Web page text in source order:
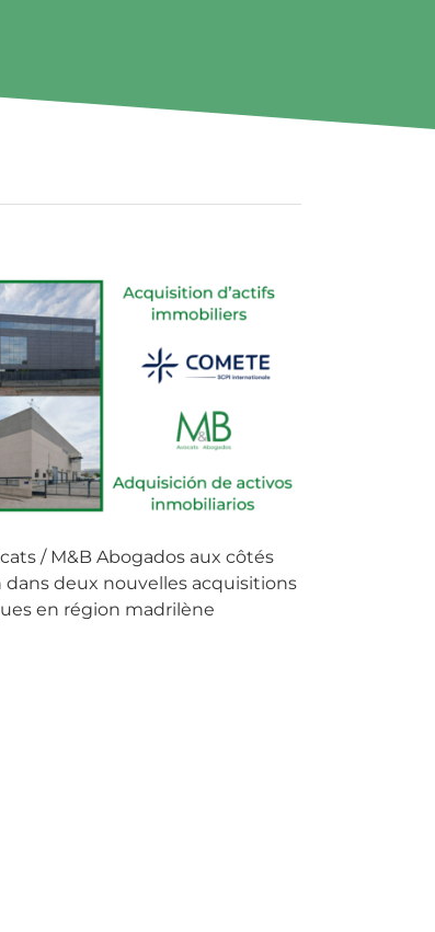
/ M&B Abogados aux côtés
dans deux nouvelles acquisitions
en région madrilène